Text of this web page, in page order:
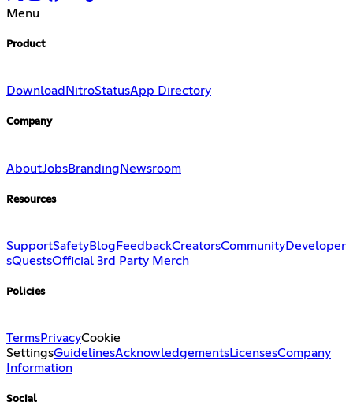
Menu
Product
Download NitroStatusApp Directory
Company
AboutJobsBrandingNewsroom
Resources
SupportSafetyBlog FeedbackCreatorsCommunityDeveloper
sQuestsOfficial 3rd Party Merch
Policies
TermsPrivacyCookie
SettingsGuidelinesAcknowledgementsLicensesCompany
Information
Social